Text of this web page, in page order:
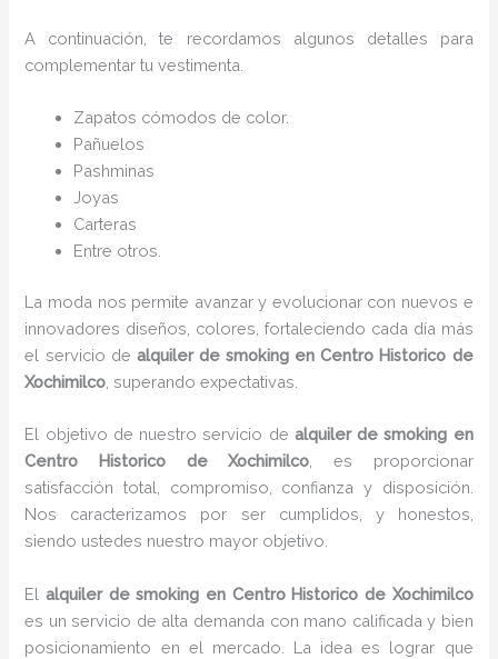
A continuación, te recordamos algunos detalles para
complementar tu vestimenta.
Zapatos cómodos de color.
Pañuelos
Pashminas
Joyas
Carteras
Entre otros.
La moda nos permite avanzar y evolucionar con nuevos e
innovadores diseños, colores, fortaleciendo cada día más
el servicio de alquiler de smoking en Centro Historico de
Xochimilco , superando expectativas.
El objetivo de nuestro servicio de alquiler de smoking en
Centro Historico de Xochimilco, es proporcionar
satisfacción total, compromiso, confianza y disposición.
Nos caracterizamos por ser cumplidos, y honestos,
siendo ustedes nuestro mayor objetivo.
Elalquiler de smoking en Centro Historico de Xochimilco
es un servicio de alta demanda con mano calificada y bien
posicionamiento en el mercado. La idea es lograr que